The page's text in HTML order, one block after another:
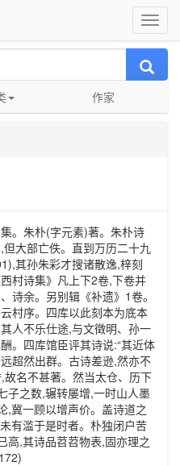
作家
。朱朴(字元素)著。朱朴诗
但大部亡佚。直到万历二十九
其孙朱彩才搜诸散逸,梓刻
村诗集》凡上下2卷,下卷并
诗余。另别辑《补遗》1卷。
村序。四库以此刻本为底本
人不乐仕途,与文徵明、孙一
。四库馆臣评其诗说:“其近体
超然出群。古诗差逊,然亦不
名不甚著。然当太仓、历下
子之数,辗转屡增,一时山人墨
,冀一顾以增声价。盖诗道之
有滥于是时者。朴独闭户苦
高,其诗品苕苕物表,固亦理之